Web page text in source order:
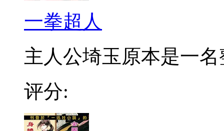
一拳超人
主人公埼玉原本是一名
评分: